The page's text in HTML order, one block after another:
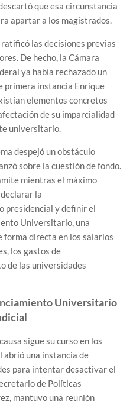
que esa circunstancia
apartar a los magistrados.
las decisiones previas
De hecho, la Cámara
ya había rechazado un
primera instancia Enrique
elementos concretos
de su imparcialidad
universitario.
despejó un obstáculo
sobre la cuestión de fondo.
mientras el máximo
la
presidencial y definir el
Universitario, una
forma directa en los salarios
los gastos de
de las universidades
Universitario
sigue su curso en los
abrió una instancia de
para intentar desactivar el
de Políticas
mantuvo una reunión